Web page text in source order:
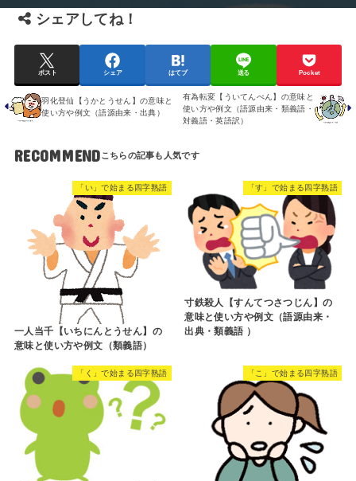
シェアしてね！
ポスト シェア はてブ 送る Pocket
羽化登仙【うかとうせん】の意味と
使い方や例文（語源由来・出典）
有為転変【ういてんぺん】の意味と
使い方や例文（語源由来・類義語・
対義語・英語訳）
RECOMMEND
「い」で始まる四字熟語
一人当千【いちにんとうせん】の
意味と使い方や例文（類義語）
「す」で始まる四字熟語
寸鉄殺人【すんてつさつじん】の
意味と使い方や例文（語源由来・
出典・類義語 ）
「く」で始まる四字熟語 「こ」で始まる四字熟語